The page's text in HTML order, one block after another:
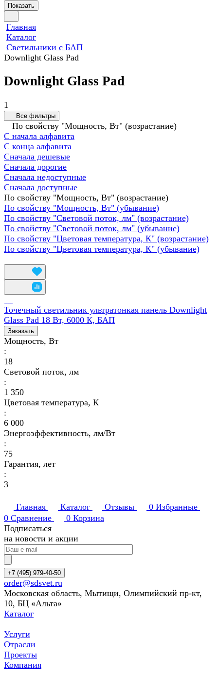
Показать
Главная
Каталог
Светильники с БАП
Downlight Glass Pad
Downlight Glass Pad
1
Все фильтры
По свойству "Мощность, Вт" (возрастание)
С начала алфавита
С конца алфавита
Сначала дешевые
Сначала дорогие
Сначала недоступные
Сначала доступные
По свойству "Мощность, Вт" (возрастание)
По свойству "Мощность, Вт" (убывание)
По свойству "Световой поток, лм" (возрастание)
По свойству "Световой поток, лм" (убывание)
По свойству "Цветовая температура, К" (возрастание)
По свойству "Цветовая температура, К" (убывание)
Точечный светильник ультратонкая панель Downlight
Glass Pad 18 Вт, 6000 К, БАП
Заказать
Мощность, Вт
:
18
Световой поток, лм
:
1 350
Цветовая температура, К
:
6 000
Энергоэффективность, лм/Вт
:
75
Гарантия, лет
:
3
Главная Каталог Отзывы 0 Избранные
0 Сравнение 0 Корзина
Подписаться
на новости и акции
+7 (495) 979-40-50
order@sdsvet.ru
Московская область, Мытищи, Олимпийский пр-кт,
10, БЦ «Альта»
Каталог
Услуги
Отрасли
Проекты
Компания